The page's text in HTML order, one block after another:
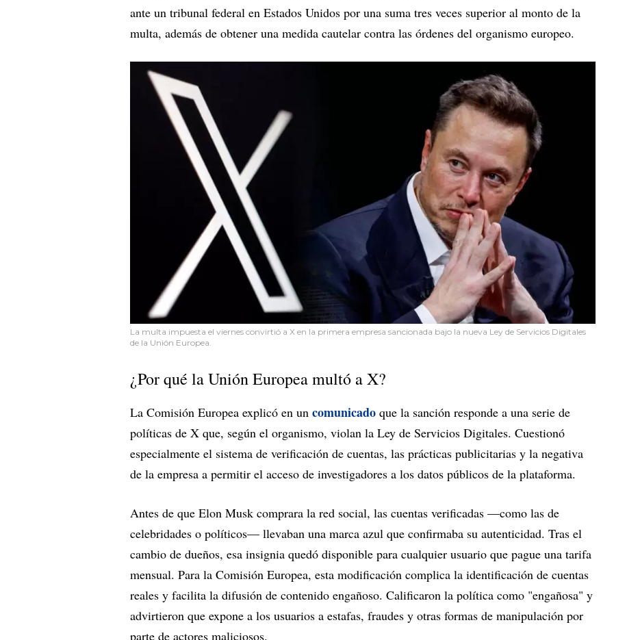
ante un tribunal federal en Estados Unidos por una suma tres veces superior al monto de la
multa, además de obtener una medida cautelar contra las órdenes del organismo europeo.
La multa impuesta el viernes convirtió a X en la primera empresa sancionada bajo la nueva Ley de Servicios Digitales
de la Unión Europea.
¿Por qué la Unión Europea multó a X?
La Comisión Europea explicó en un comunicado que la sanción responde a una serie de
políticas de X que, según el organismo, violan la Ley de Servicios Digitales. Cuestionó
especialmente el sistema de verificación de cuentas, las prácticas publicitarias y la negativa
de la empresa a permitir el acceso de investigadores a los datos públicos de la plataforma.
Antes de que Elon Musk comprara la red social, las cuentas verificadas —como las de
celebridades o políticos— llevaban una marca azul que confirmaba su autenticidad. Tras el
cambio de dueños, esa insignia quedó disponible para cualquier usuario que pague una tarifa
mensual. Para la Comisión Europea, esta modificación complica la identificación de cuentas
reales y facilita la difusión de contenido engañoso. Calificaron la política como "engañosa" y
advirtieron que expone a los usuarios a estafas, fraudes y otras formas de manipulación por
parte de actores maliciosos.